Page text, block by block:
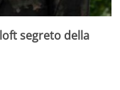
segreto della